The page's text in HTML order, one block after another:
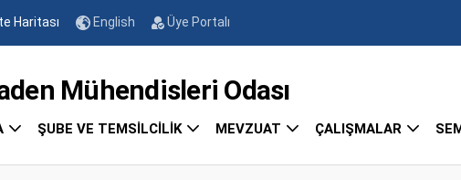
Haritası English Üye Portalı
Mühendisleri Odası
ŞUBE VE TEMSİLCİLİK MEVZUAT ÇALIŞMALAR